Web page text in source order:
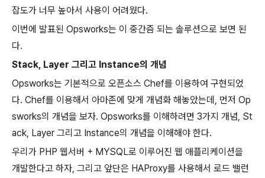
잡도가 너무 높아서 사용이 어려웠다.
이번에 발표된 Opsworks는 이 중간즘 되는 솔루션으로 보면 된
다.
Stack, Layer 그리고 Instance의 개념
Opsworks는 기본적으로 오픈소스 Chef를 이용하여 구현되었
다. Chef를 이용해서 아마존에 맞게 개념화 해놓았는데 먼저 Op
sworks의 개념을 보자. Opsworks를 이해하려면 3가지 개념 , St
ack, Layer 그리고 Instance의 개념을 이해해야 한다.
우리가 PHP 웹서버 + MYSQL로 이루어진 웹 애플리케이션을
개발한다고 하자 그리고 앞단은 HAProxy를 사용해서 로드 밸런